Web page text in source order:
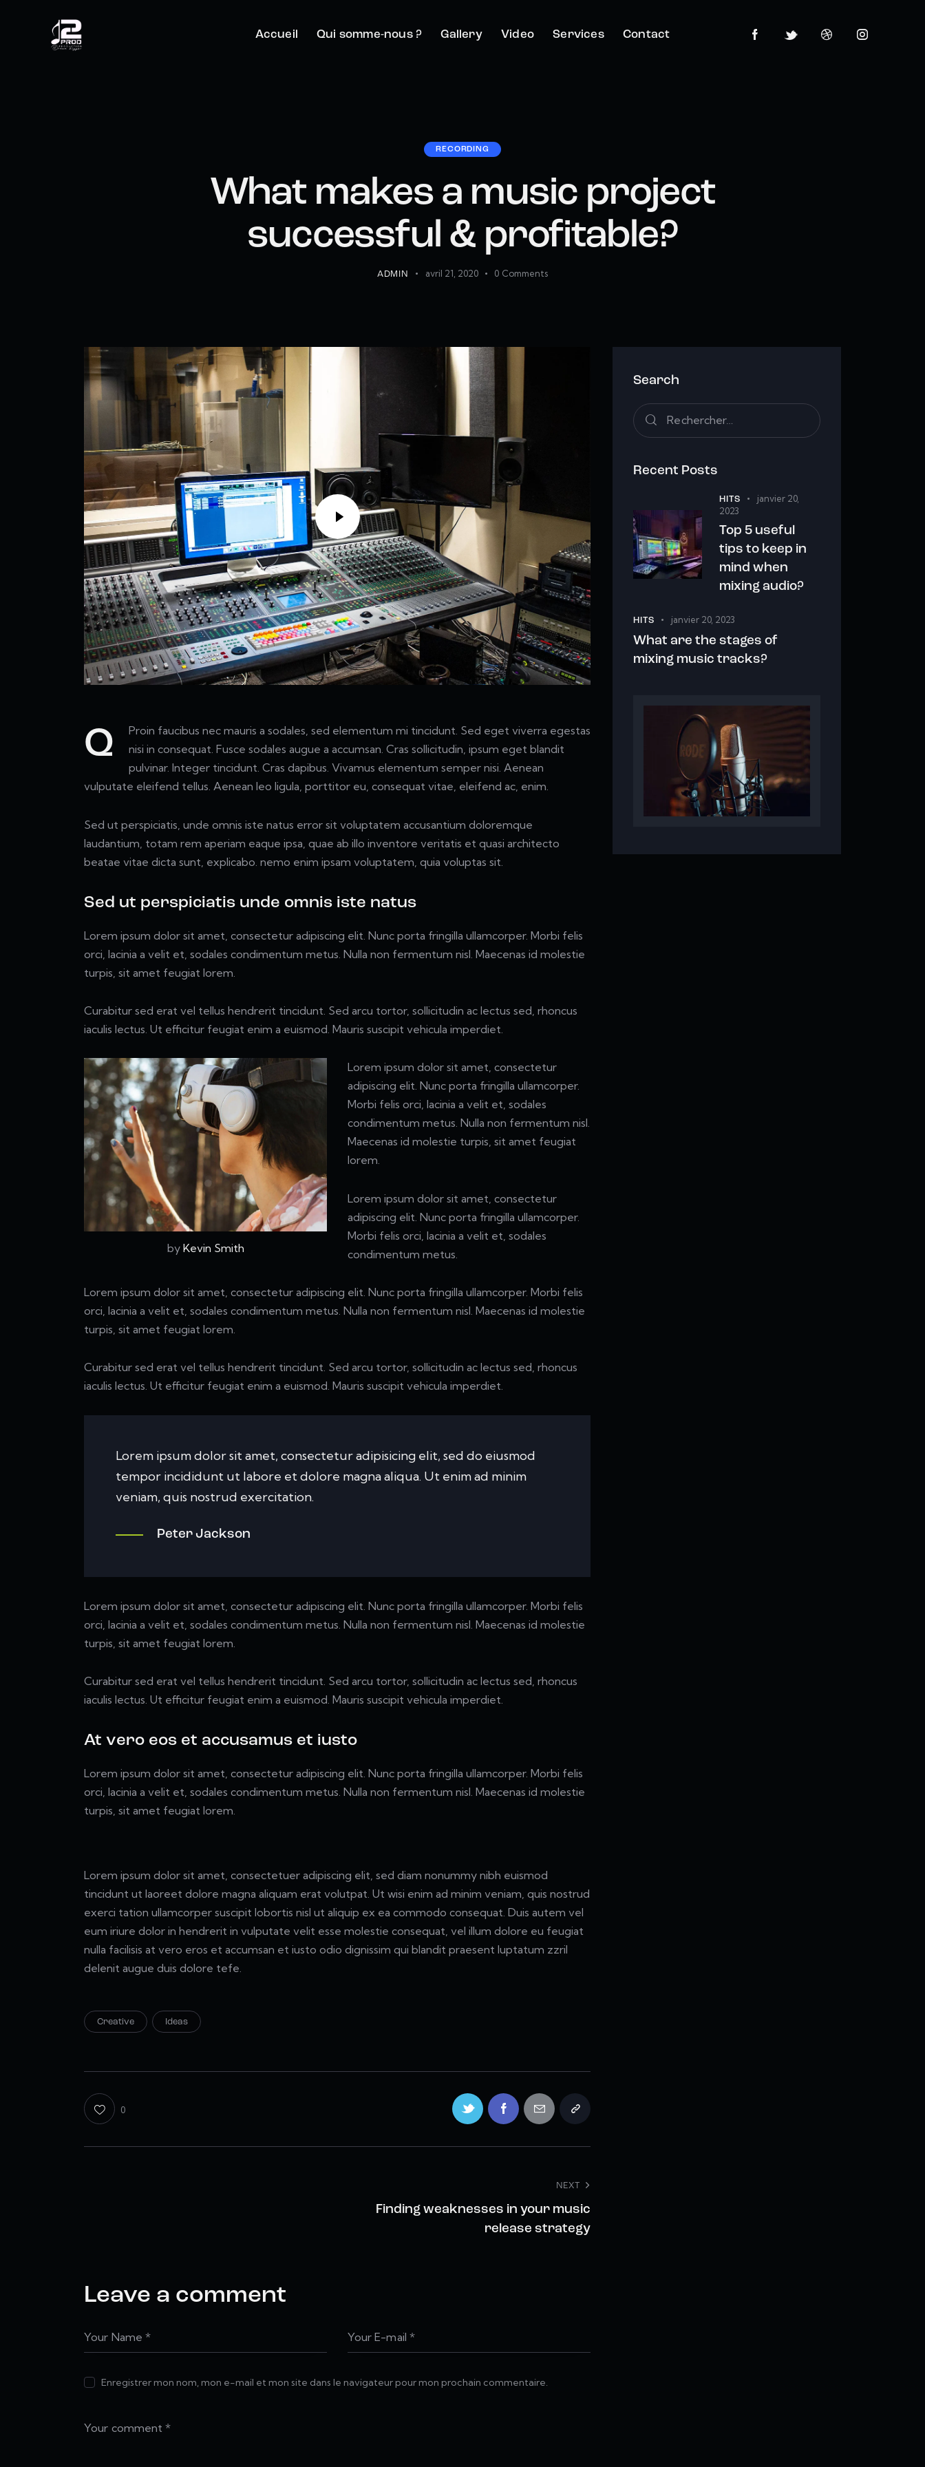
Accueil Qui somme-nous ? Gallery Video Services Contact
RECORDING
What makes a music project
successful & profitable?
ADMIN avril 21, 2020 0 Comments
Q
Proin faucibus nec mauris a sodales, sed elementum mi tincidunt. Sed eget viverra egestas
nisi in consequat. Fusce sodales augue a accumsan. Cras sollicitudin, ipsum eget blandit
pulvinar. Integer tincidunt. Cras dapibus. Vivamus elementum semper nisi. Aenean
vulputate eleifend tellus. Aenean leo ligula, porttitor eu, consequat vitae, eleifend ac, enim.
Sed ut perspiciatis, unde omnis iste natus error sit voluptatem accusantium doloremque
laudantium, totam rem aperiam eaque ipsa, quae ab illo inventore veritatis et quasi architecto
beatae vitae dicta sunt, explicabo. nemo enim ipsam voluptatem, quia voluptas sit.
Sed ut perspiciatis unde omnis iste natus
Lorem ipsum dolor sit amet, consectetur adipiscing elit. Nunc porta fringilla ullamcorper. Morbi felis
orci, lacinia a velit et, sodales condimentum metus. Nulla non fermentum nisl. Maecenas id molestie
turpis, sit amet feugiat lorem.
Curabitur sed erat vel tellus hendrerit tincidunt. Sed arcu tortor, sollicitudin ac lectus sed, rhoncus
iaculis lectus. Ut efficitur feugiat enim a euismod. Mauris suscipit vehicula imperdiet.
by Kevin Smith
Lorem ipsum dolor sit amet, consectetur
adipiscing elit. Nunc porta fringilla ullamcorper.
Morbi felis orci, lacinia a velit et, sodales
condimentum metus. Nulla non fermentum nisl.
Maecenas id molestie turpis, sit amet feugiat
lorem.
Lorem ipsum dolor sit amet, consectetur
adipiscing elit. Nunc porta fringilla ullamcorper.
Morbi felis orci, lacinia a velit et, sodales
condimentum metus.
Lorem ipsum dolor sit amet, consectetur adipiscing elit. Nunc porta fringilla ullamcorper. Morbi felis
orci, lacinia a velit et, sodales condimentum metus. Nulla non fermentum nisl. Maecenas id molestie
turpis, sit amet feugiat lorem.
Curabitur sed erat vel tellus hendrerit tincidunt. Sed arcu tortor, sollicitudin ac lectus sed, rhoncus
iaculis lectus. Ut efficitur feugiat enim a euismod. Mauris suscipit vehicula imperdiet.
Lorem ipsum dolor sit amet, consectetur adipisicing elit, sed do eiusmod
tempor incididunt ut labore et dolore magna aliqua. Ut enim ad minim
veniam, quis nostrud exercitation.
Peter Jackson
Lorem ipsum dolor sit amet, consectetur adipiscing elit. Nunc porta fringilla ullamcorper. Morbi felis
orci, lacinia a velit et, sodales condimentum metus. Nulla non fermentum nisl. Maecenas id molestie
turpis, sit amet feugiat lorem.
Curabitur sed erat vel tellus hendrerit tincidunt. Sed arcu tortor, sollicitudin ac lectus sed, rhoncus
iaculis lectus. Ut efficitur feugiat enim a euismod. Mauris suscipit vehicula imperdiet.
At vero eos et accusamus et iusto
Lorem ipsum dolor sit amet, consectetur adipiscing elit. Nunc porta fringilla ullamcorper. Morbi felis
orci, lacinia a velit et, sodales condimentum metus. Nulla non fermentum nisl. Maecenas id molestie
turpis, sit amet feugiat lorem.
Lorem ipsum dolor sit amet, consectetuer adipiscing elit, sed diam nonummy nibh euismod
tincidunt ut laoreet dolore magna aliquam erat volutpat. Ut wisi enim ad minim veniam, quis nostrud
exerci tation ullamcorper suscipit lobortis nisl ut aliquip ex ea commodo consequat. Duis autem vel
eum iriure dolor in hendrerit in vulputate velit esse molestie consequat, vel illum dolore eu feugiat
nulla facilisis at vero eros et accumsan et iusto odio dignissim qui blandit praesent luptatum zzril
delenit augue duis dolore tefe.
Creative Ideas
0
NEXT
Finding weaknesses in your music
release strategy
Leave a comment
Enregistrer mon nom, mon e-mail et mon site dans le navigateur pour mon prochain commentaire.
Search
Recent Posts
HITS
janvier 20,
2023
Top 5 useful
tips to keep in
mind when
mixing audio?
HITS janvier 20, 2023
What are the stages of
mixing music tracks?